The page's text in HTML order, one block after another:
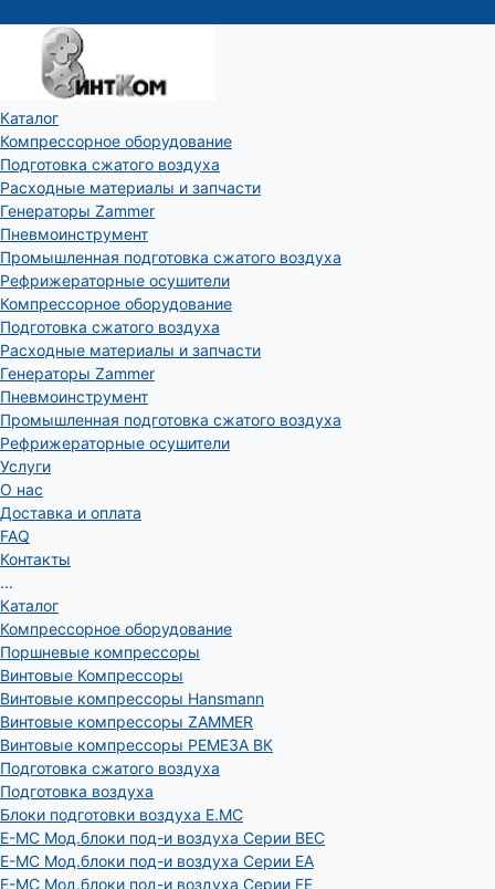
Каталог
Компрессорное оборудование
Подготовка сжатого воздуха
Расходные материалы и запчасти
Генераторы Zammer
Пневмоинструмент
Промышленная подготовка сжатого воздуха
Рефрижераторные осушители
Компрессорное оборудование
Подготовка сжатого воздуха
Расходные материалы и запчасти
Генераторы Zammer
Пневмоинструмент
Промышленная подготовка сжатого воздуха
Рефрижераторные осушители
Услуги
О нас
Доставка и оплата
FAQ
Контакты
...
Каталог
Компрессорное оборудование
Поршневые компрессоры
Винтовые Компрессоры
Винтовые компрессоры Hansmann
Винтовые компрессоры ZAMMER
Винтовые компрессоры РЕМЕЗА ВК
Подготовка сжатого воздуха
Подготовка воздуха
Блоки подготовки воздуха E.MC
E-MC Мод.блоки под-и воздуха Серии BEC
E-MC Мод.блоки под-и воздуха Серии EA
E-MC Мод.блоки под-и воздуха Серии FE